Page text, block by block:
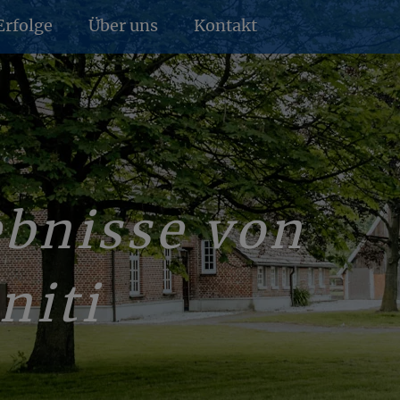
Über uns Kon­takt
von